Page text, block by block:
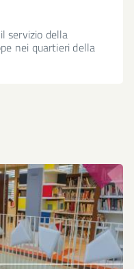
servizio della
nei quartieri della